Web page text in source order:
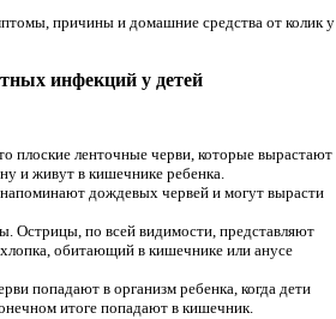
причины и домашние средства от колик у
инфекций у детей
плоские ленточные черви, которые вырастают
и живут в кишечнике ребенка.
дождевых червей и могут вырасти
Острицы, по всей видимости, представляют
обитающий в кишечнике или анусе
попадают в организм ребенка, когда дети
итоге попадают в кишечник.